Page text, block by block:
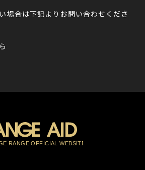
場合は下記よりお問い合わせくださ